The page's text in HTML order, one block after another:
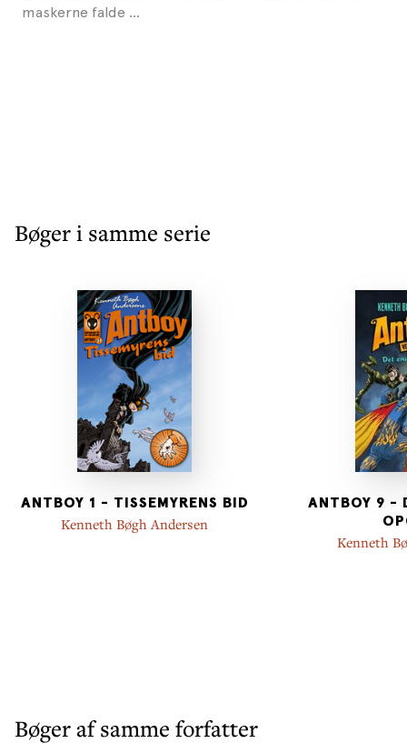
maskerne falde …
Bøger i samme serie
ANTBOY 1 - TISSEMYRENS BID
Kenneth Bøgh Andersen
ANTBOY 9 -
Kenneth
Bøger af samme forfatter